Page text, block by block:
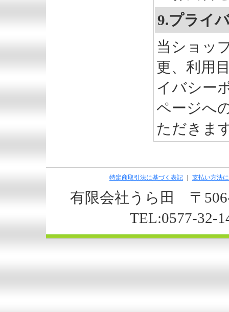
9.プライ
当ショッ
更、利用
イバシー
ページへ
ただきま
特定商取引法に基づく表記 支払い方法
有限会社うら田 〒
TEL:0577-32-